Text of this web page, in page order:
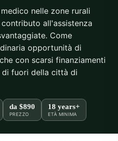
nelle zone rurali
all'assistenza
Come
opportunità di
con scarsi finanziamenti
di fuori della città di
da $890
PREZZO
18 years+
ETÀ MINIMA